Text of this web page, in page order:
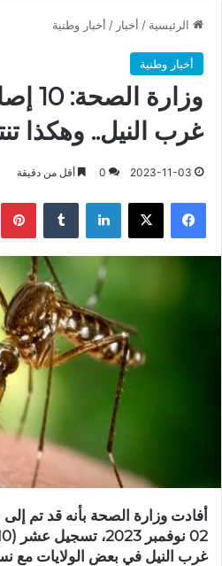
الرئيسية / أخبار / أخبار وطنية
أخبار وطنية
غرب النيل.. وهكذا
2023-11-03
0 أقل من دقيقة
فيسبوك X لينكدإن
أفادت وزارة الصحة بأنه قد تم
غرب النيل في بعض الولايات مع